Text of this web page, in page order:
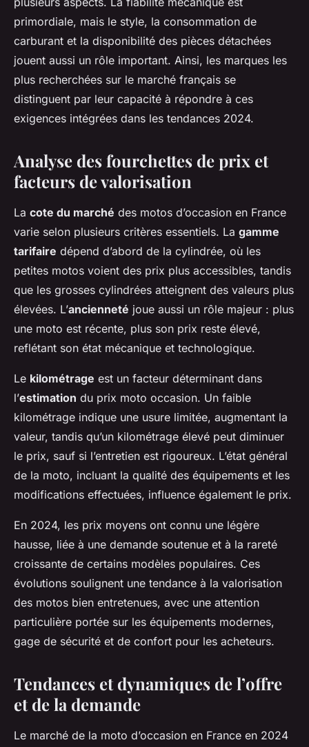
primordiale, mais le style, la consommation de
carburant et la disponibilité des pièces détachées
jouent aussi un rôle important. Ainsi, les marques les
plus recherchées sur le marché français se
distinguent par leur capacité à répondre à ces
exigences intégrées dans les tendances 2024.
Analyse des fourchettes de prix et
facteurs de valorisation
La cote du marché des motos d’occasion en France
varie selon plusieurs critères essentiels. La gamme
tarifaire dépend d’abord de la cylindrée, où les
petites motos voient des prix plus accessibles, tandis
que les grosses cylindrées atteignent des valeurs plus
élevées. L’ancienneté joue aussi un rôle majeur : plus
une moto est récente, plus son prix reste élevé,
reflétant son état mécanique et technologique.
Le kilométrage est un facteur déterminant dans
l’estimation du prix moto occasion. Un faible
kilométrage indique une usure limitée, augmentant la
valeur, tandis qu’un kilométrage élevé peut diminuer
le prix, sauf si l’entretien est rigoureux. L’état général
de la moto, incluant la qualité des équipements et les
modifications effectuées, influence également le prix.
En 2024, les prix moyens ont connu une légère
hausse, liée à une demande soutenue et à la rareté
croissante de certains modèles populaires. Ces
évolutions soulignent une tendance à la valorisation
des motos bien entretenues, avec une attention
particulière portée sur les équipements modernes,
gage de sécurité et de confort pour les acheteurs.
Tendances et dynamiques de l’offre
et de la demande
Le marché de la moto d’occasion en France en 2024